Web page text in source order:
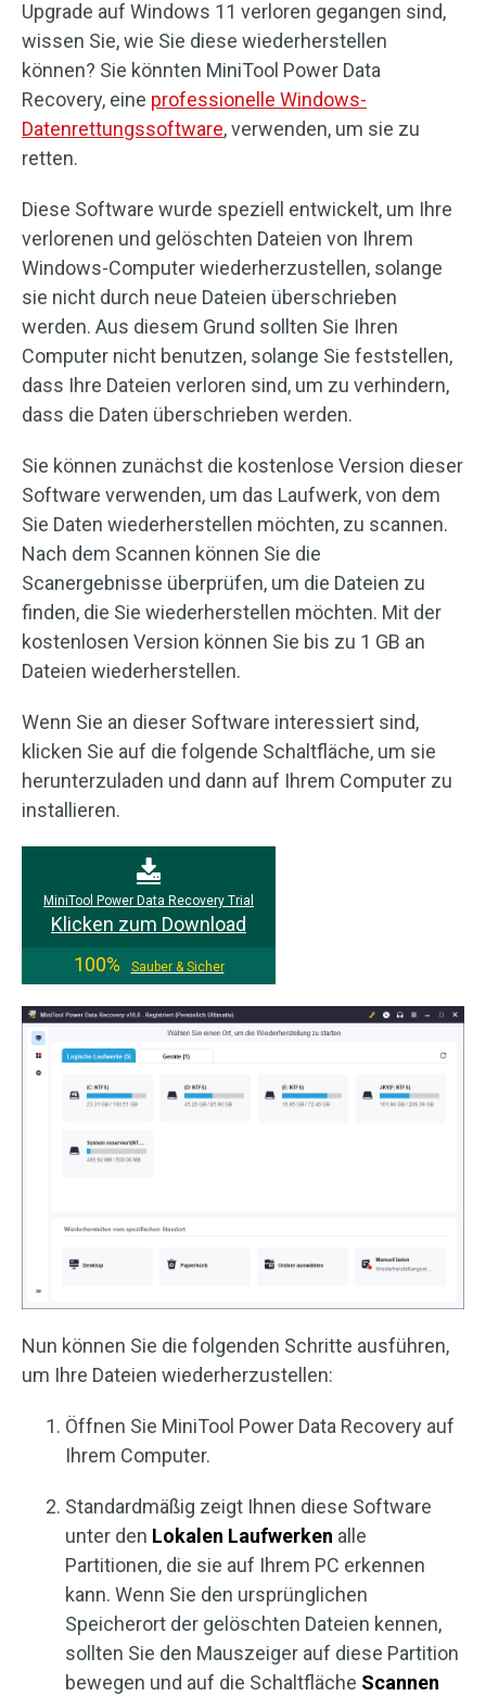
Upgrade auf Windows 11 verloren gegangen sind,
wissen Sie, wie Sie diese wiederherstellen
können? Sie könnten MiniTool Power Data
Recovery, eine professionelle Windows-
Datenrettungssoftware, verwenden, um sie zu
retten.
Diese Software wurde speziell entwickelt, um Ihre
verlorenen und gelöschten Dateien von Ihrem
Windows-Computer wiederherzustellen, solange
sie nicht durch neue Dateien überschrieben
werden. Aus diesem Grund sollten Sie Ihren
Computer nicht benutzen, solange Sie feststellen,
dass Ihre Dateien verloren sind, um zu verhindern,
dass die Daten überschrieben werden.
Sie können zunächst die kostenlose Version dieser
Software verwenden, um das Laufwerk, von dem
Sie Daten wiederherstellen möchten, zu scannen.
Nach dem Scannen können Sie die
Scanergebnisse überprüfen, um die Dateien zu
finden, die Sie wiederherstellen möchten. Mit der
kostenlosen Version können Sie bis zu 1 GB an
Dateien wiederherstellen.
Wenn Sie an dieser Software interessiert sind,
klicken Sie auf die folgende Schaltfläche, um sie
herunterzuladen und dann auf Ihrem Computer zu
installieren.
MiniTool Power Data Recovery Trial
Klicken zum Download
100%
Sauber & Sicher
Nun können Sie die folgenden Schritte ausführen,
um Ihre Dateien wiederherzustellen:
Öffnen Sie MiniTool Power Data Recovery auf
Ihrem Computer.
Standardmäßig zeigt Ihnen diese Software
unter den Lokalen Laufwerken alle
Partitionen, die sie auf Ihrem PC erkennen
kann. Wenn Sie den ursprünglichen
Speicherort der gelöschten Dateien kennen,
sollten Sie den Mauszeiger auf diese Partition
bewegen und auf die Schaltfläche Scannen